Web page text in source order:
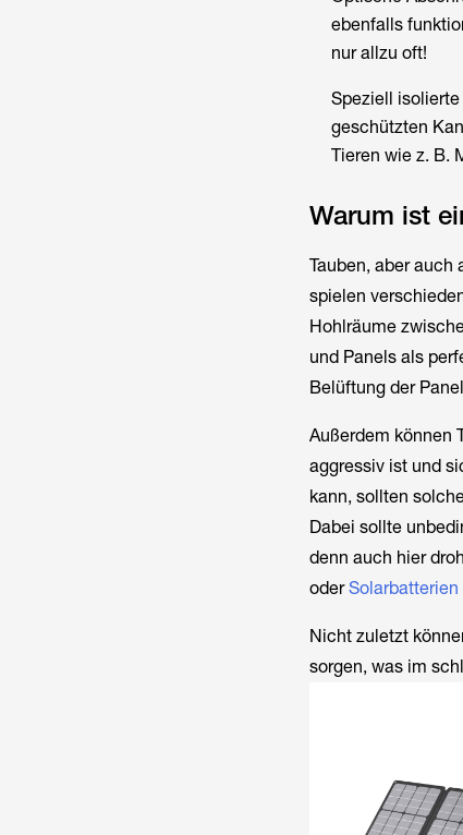
ebenfalls
nur allzu oft!
Speziell
geschützten
Tieren wie z. B.
Warum ist
Tauben, aber auch
spielen
Hohlräume
und Panels als
Belüftung der
Außerdem können
aggressiv ist und
kann, sollten
Dabei sollte
denn auch hier
oderSolarbatterien
Nicht zuletzt
sorgen, was im